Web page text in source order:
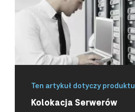
Ten artykuł dotyczy produktu
Kolokacja Serwerów